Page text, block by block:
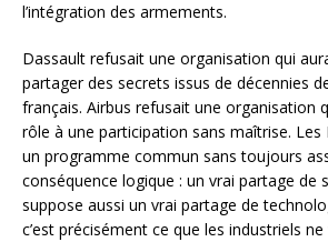
l’intégration des armements.
Dassault refusait une organisation qui
partager des secrets issus de décennies
français. Airbus refusait une organisation
rôle à une participation sans maîtrise. Les
un programme commun sans toujours
conséquence logique : un vrai partage de
suppose aussi un vrai partage de
c’est précisément ce que les industriels